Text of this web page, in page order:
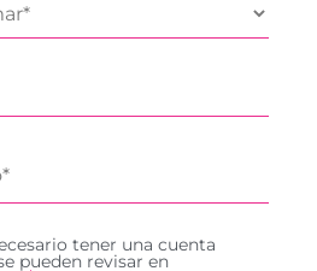
tener una cuenta
pueden revisar en